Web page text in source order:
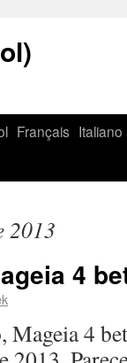
Français Italiano
2013
4
4